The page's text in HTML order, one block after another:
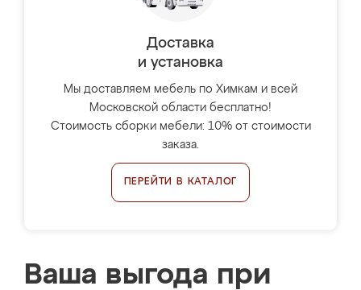
Доставка
и установка
Мы доставляем мебель по Химкам и всей
Московской области бесплатно!
Стоимость сборки мебели: 10% от стоимости
заказа.
ПЕРЕЙТИ В КАТАЛОГ
Ваша выгода при